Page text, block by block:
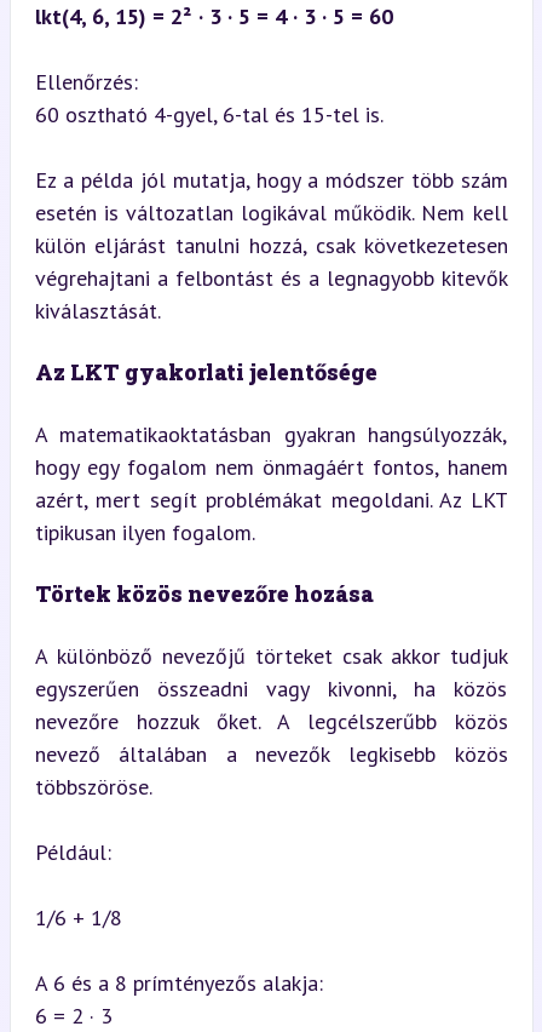
lkt(4, 6, 15) = 2² · 3 · 5 = 4 · 3 · 5 = 60
Ellenőrzés:
60 osztható 4-gyel, 6-tal és 15-tel is.
Ez a példa jól mutatja, hogy a módszer több szám
esetén is változatlan logikával működik. Nem kell
külön eljárást tanulni hozzá, csak következetesen
végrehajtani a felbontást és a legnagyobb kitevők
kiválasztását.
Az LKT gyakorlati jelentősége
A matematikaoktatásban gyakran hangsúlyozzák,
hogy egy fogalom nem önmagáért fontos, hanem
azért, mert segít problémákat megoldani. Az LKT
tipikusan ilyen fogalom.
Törtek közös nevezőre hozása
A különböző nevezőjű törteket csak akkor tudjuk
egyszerűen összeadni vagy kivonni, ha közös
nevezőre hozzuk őket. A legcélszerűbb közös
nevező általában a nevezők legkisebb közös
többszöröse.
Például:
1/6 + 1/8
A 6 és a 8 prímtényezős alakja:
6 = 2 · 3